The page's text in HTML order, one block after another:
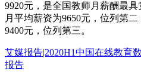
9920元，是全国教师月薪酬最
月平均薪资为9650元，位列第
9400元，位列第三。
艾媒报告|2020H1中国在线教育
报告